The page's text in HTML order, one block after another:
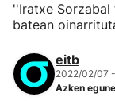
''Iratxe
batean
eitb
2022/02/07
Azken